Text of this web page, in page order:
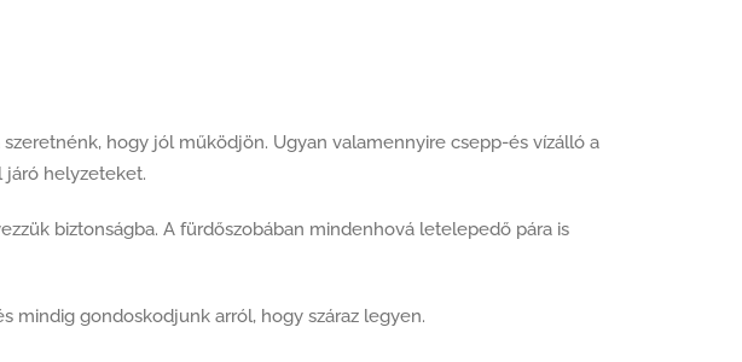
hogy jól működjön. Ugyan valamennyire csepp-és vízálló a
járó helyzeteket.
biztonságba. A fürdőszobában mindenhová letelepedő pára is
mindig gondoskodjunk arról, hogy száraz legyen.